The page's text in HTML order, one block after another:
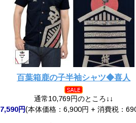
百葉箱鹿の子半袖シャツ◆喜人
通常10,769円のところ↓↓
7,590円(本体価格：6,900円 + 消費税：